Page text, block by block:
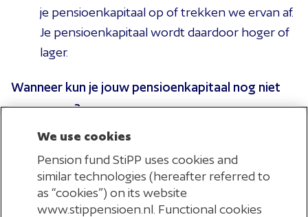
je pensioenkapitaal op of trekken we ervan af.
Je pensioenkapitaal wordt daardoor hoger of
lager.
Wanneer kun je jouw pensioenkapitaal nog niet
meenemen?
Je kunt je pensioenkapitaal nog niet meenemen als
het andere pensioenfonds wél gaat overstappen,
maar dat nog niet heeft gedaan. Ook hier geldt dat
je dit pensioen alleen kan meenemen als je
We use cookies
Pension fund StiPP uses cookies and
similar technologies (hereafter referred to
as “cookies”) on its website
www.stippensioen.nl. Functional cookies